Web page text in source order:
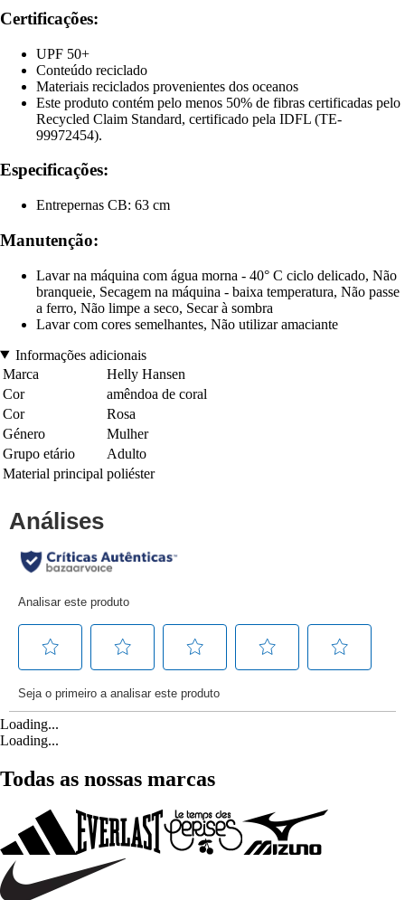
Certificações:
UPF 50+
Conteúdo reciclado
Materiais reciclados provenientes dos oceanos
Este produto contém pelo menos 50% de fibras certificadas pelo
Recycled Claim Standard, certificado pela IDFL (TE-
99972454).
Especificações:
Entrepernas CB: 63 cm
Manutenção:
Lavar na máquina com água morna - 40° C ciclo delicado, Não
branqueie, Secagem na máquina - baixa temperatura, Não passe
a ferro, Não limpe a seco, Secar à sombra
Lavar com cores semelhantes, Não utilizar amaciante
Informações adicionais
Marca
Helly Hansen
Cor
amêndoa de coral
Cor
Rosa
Género
Mulher
Grupo etário
Adulto
Material principal poliéster
Loading...
Loading...
Todas as nossas marcas